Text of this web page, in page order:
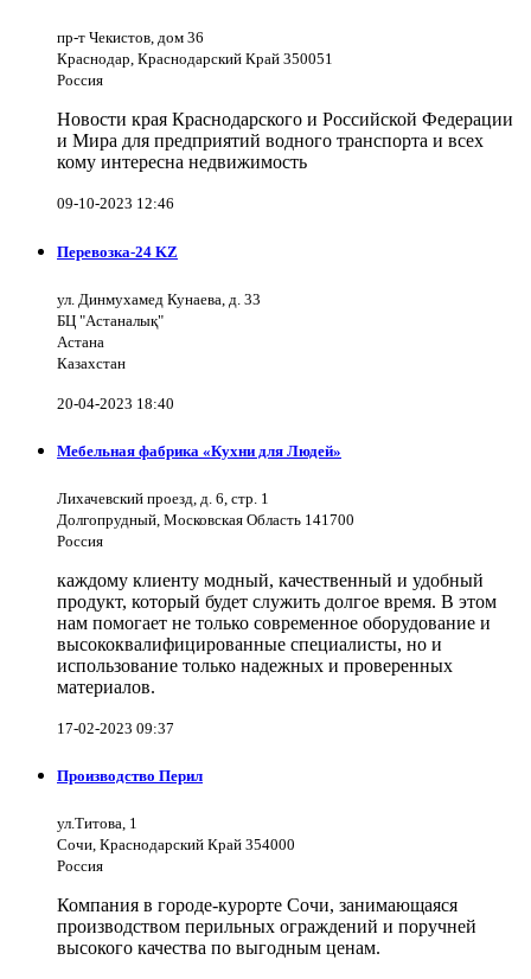
пр-т Чекистов, дом 36
Краснодар, Краснодарский Край 350051
Россия
Новости края Краснодарского и Российской Федерации
и Мира для предприятий водного транспорта и всех
кому интересна недвижимость
09-10-2023 12:46
Перевозка-24 KZ
ул. Динмухамед Кунаева, д. 33
БЦ "Астаналық"
Астана
Казахстан
20-04-2023 18:40
Мебельная фабрика «Кухни для Людей»
Лихачевский проезд, д. 6, стр. 1
Долгопрудный, Московская Область 141700
Россия
каждому клиенту модный, качественный и удобный
продукт, который будет служить долгое время. В этом
нам помогает не только современное оборудование и
высококвалифицированные специалисты, но и
использование только надежных и проверенных
материалов.
17-02-2023 09:37
Производство Перил
ул.Титова, 1
Сочи, Краснодарский Край 354000
Россия
Компания в городе-курорте Сочи, занимающаяся
производством перильных ограждений и поручней
высокого качества по выгодным ценам.